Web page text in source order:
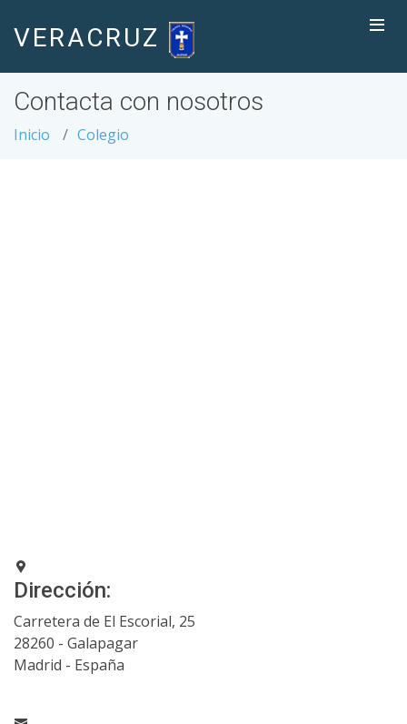
VERACRUZ
Contacta con nosotros
Inicio Colegio
Dirección:
Carretera de El Escorial, 25
28260 - Galapagar
Madrid - España